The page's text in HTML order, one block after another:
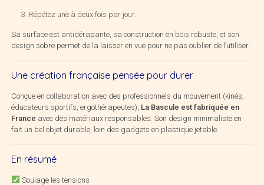
Répétez une à deux fois par jour.
Sa surface est antidérapante, sa construction en bois robuste, et son
design sobre permet de la laisser en vue pour ne pas oublier de l’utiliser.
Une création française pensée pour durer
Conçue en collaboration avec des professionnels du mouvement (kinés,
éducateurs sportifs, ergothérapeutes), La Bascule est fabriquée en
France avec des matériaux responsables. Son design minimaliste en
fait un bel objet durable, loin des gadgets en plastique jetable.
En résumé
Soulage les tensions